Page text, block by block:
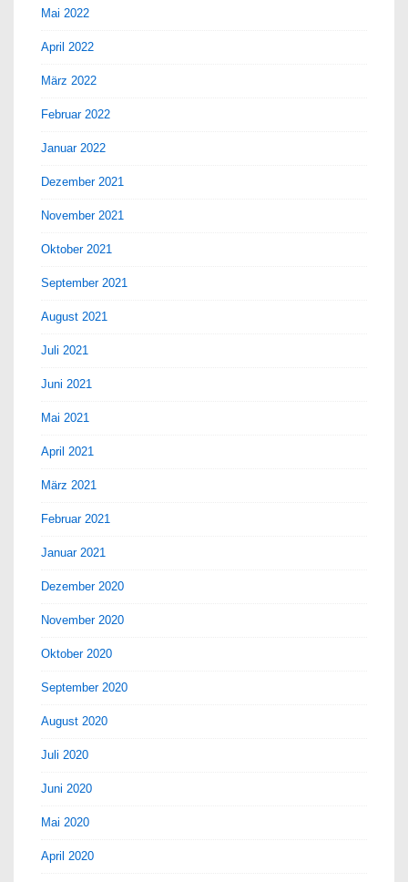
Mai 2022
April 2022
März 2022
Februar 2022
Januar 2022
Dezember 2021
November 2021
Oktober 2021
September 2021
August 2021
Juli 2021
Juni 2021
Mai 2021
April 2021
März 2021
Februar 2021
Januar 2021
Dezember 2020
November 2020
Oktober 2020
September 2020
August 2020
Juli 2020
Juni 2020
Mai 2020
April 2020